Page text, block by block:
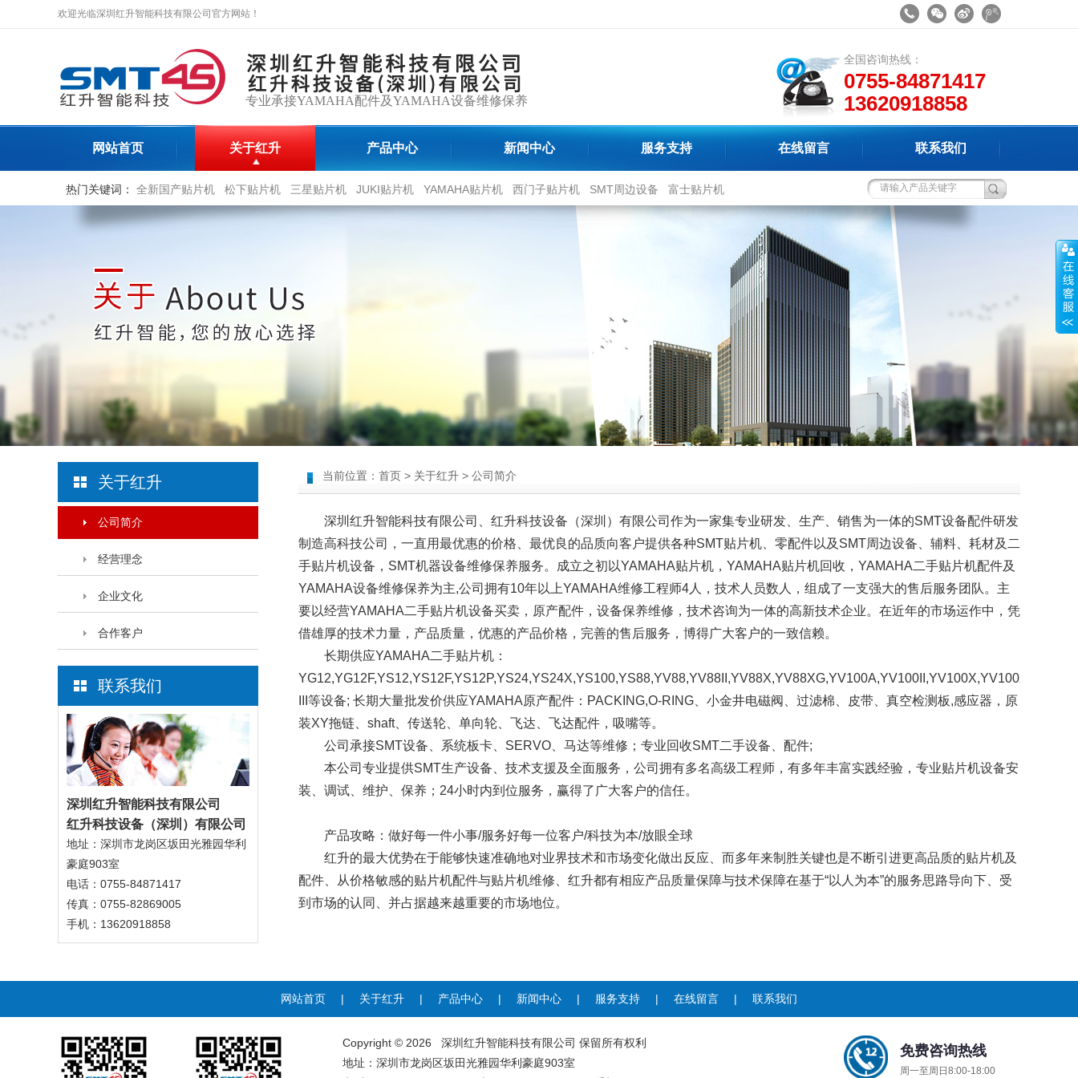
欢迎光临深圳红升智能科技有限公司官方网站！
专业承接YAMAHA配件及YAMAHA设备维修保养
全国咨询热线：
0755-84871417
13620918858
网站首页 关于红升 产品中心 新闻中心 服务支持 在线留言 联系我们
热门关键词： 全新国产贴片机 松下贴片机 三星贴片机 JUKI贴片机 YAMAHA贴片机 西门子贴片机 SMT周边设备 富士贴片机
关于红升
公司简介
经营理念
企业文化
合作客户
联系我们
深圳红升智能科技有限公司
红升科技设备（深圳）有限公司
地址：深圳市龙岗区坂田光雅园华利
豪庭903室
电话：0755-84871417
传真：0755-82869005
手机：13620918858
当前位置： 首页 > 关于红升 > 公司简介
深圳红升智能科技有限公司、红升科技设备（深圳）有限公司作为一家集专业研发、生产、销售为一体的SMT设备配件研发
制造高科技公司，一直用最优惠的价格、最优良的品质向客户提供各种SMT贴片机、零配件以及SMT周边设备、辅料、耗材及二
手贴片机设备，SMT机器设备维修保养服务。成立之初以YAMAHA贴片机，YAMAHA贴片机回收，YAMAHA二手贴片机配件及
YAMAHA设备维修保养为主,公司拥有10年以上YAMAHA维修工程师4人，技术人员数人，组成了一支强大的售后服务团队。主
要以经营YAMAHA二手贴片机设备买卖，原产配件，设备保养维修，技术咨询为一体的高新技术企业。在近年的市场运作中，凭
借雄厚的技术力量，产品质量，优惠的产品价格，完善的售后服务，博得广大客户的一致信赖。
长期供应YAMAHA二手贴片机：
III等设备; 长期大量批发价供应YAMAHA原产配件：PACKING,O-RING、小金井电磁阀、过滤棉、皮带、真空检测板,感应器，原
装XY拖链、shaft、传送轮、单向轮、飞达、飞达配件，吸嘴等。
公司承接SMT设备、系统板卡、SERVO、马达等维修；专业回收SMT二手设备、配件;
本公司专业提供SMT生产设备、技术支援及全面服务，公司拥有多名高级工程师，有多年丰富实践经验，专业贴片机设备安
装、调试、维护、保养；24小时内到位服务，赢得了广大客户的信任。
产品攻略：做好每一件小事/服务好每一位客户/科技为本/放眼全球
红升的最大优势在于能够快速准确地对业界技术和市场变化做出反应、而多年来制胜关键也是不断引进更高品质的贴片机及
配件、从价格敏感的贴片机配件与贴片机维修、 红升都有相应产品质量保障与技术保障在基于“以人为本”的服务思路导向下、受
到市场的认同、并占据越来越重要的市场地位。
网站首页 | 关于红升 | 产品中心 | 新闻中心 | 服务支持 | 在线留言 | 联系我们
Copyright © 2026 深圳红升智能科技有限公司 保留所有权利
地址：深圳市龙岗区坂田光雅园华利豪庭903室
免费咨询热线
周一至周日8:00-18:00